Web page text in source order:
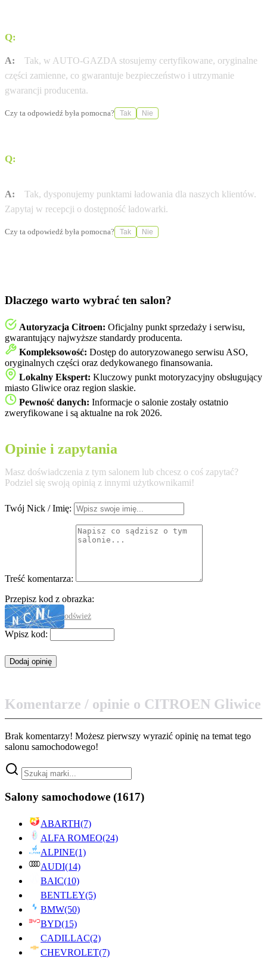
Q:
A:
Tak, w AUTO-GAZDA stosujemy certyfikowane, oryginalne
części zamienne, co gwarantuje bezpieczeństwo i utrzymanie
gwarancji producenta.
Czy ta odpowiedź była pomocna? Tak Nie
Q:
A:
Tak, dysponujemy punktami ładowania dla naszych klientów.
Zapytaj w recepcji o dostępność ładowarki.
Czy ta odpowiedź była pomocna? Tak Nie
Dlaczego warto wybrać ten salon?
Autoryzacja Citroen: Oficjalny punkt sprzedaży i serwisu,
gwarantujący najwyższe standardy producenta.
Kompleksowość: Dostęp do autoryzowanego serwisu ASO,
oryginalnych części oraz dedykowanego finansowania.
Lokalny Ekspert: Kluczowy punkt motoryzacyjny obsługujący
miasto Gliwice oraz region slaskie.
Pewność danych: Informacje o salonie zostały ostatnio
zweryfikowane i są aktualne na rok 2026.
Opinie i zapytania
Masz doświadczenia z tym salonem lub chcesz o coś zapytać?
Podziel się swoją opinią z innymi użytkownikami!
Twój Nick / Imię:
Treść komentarza:
Przepisz kod z obrazka:
odśwież
Wpisz kod:
Komentarze / opinie o CITROEN Gliwice
Brak komentarzy! Możesz pierwszy wyrazić opinię na temat tego
salonu samochodowego!
Salony samochodowe (1617)
ABARTH(7)
ALFA ROMEO(24)
ALPINE(1)
AUDI(14)
BAIC(10)
BENTLEY(5)
BMW(50)
BYD(15)
CADILLAC(2)
CHEVROLET(7)